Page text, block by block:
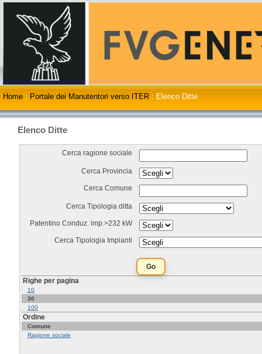
Home : Portale dei Manutentori verso ITER : Elenco Ditte
Elenco Ditte
Cerca ragione sociale
Cerca Provincia
Cerca Comune
Cerca Tipologia ditta
Patentino Conduz. imp.>232 kW
Cerca Tipologia Impianti
Righe per pagina
10
30
100
Ordine
Comune
Ragione sociale